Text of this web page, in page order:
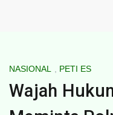
NASIONAL , PETI ES
Wajah